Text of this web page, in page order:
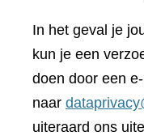
In het geval je
kun je een
doen door een
naar
uiteraard ons